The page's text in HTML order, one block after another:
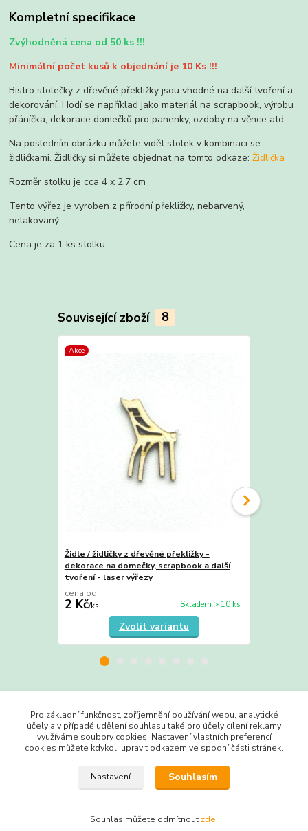
Kompletní specifikace
Zvýhodněná cena od 50 ks !!!
Minimální počet kusů k objednání je 10 Ks !!!
Bistro stolečky z dřevěné překližky jsou vhodné na další tvoření a
dekorování. Hodí se například jako materiál na scrapbook, výrobu
přáníčka, dekorace domečků pro panenky, ozdoby na věnce atd.
Na posledním obrázku můžete vidět stolek v kombinaci se
židličkami. Židličky si můžete objednat na tomto odkaze:Židlička
Rozměr stolku je cca 4 x 2,7 cm
Tento výřez je vyroben z přírodní překližky, nebarvený,
nelakovaný.
Cena je za 1 ks stolku
Související zboží 8
Akce
Židle / židličky z dřevěné překližky -
dekorace na domečky, scrapbook a další
tvoření - laser výřezy
cena od
2 Kč/ks Skladem > 10 ks
Zvolit variantu
Zboží zařazeno v kategoriích
Výřezy do 3 Kč
Domečky, okénka a dveře
Pro základní funkčnost, zpříjemnění používání webu, analytické
účely a v případě udělení souhlasu také pro účely cílení reklamy
využíváme soubory cookies. Nastavení vlastních preferencí
cookies můžete kdykoli upravit odkazem ve spodní části stránek.
Nastavení Souhlasím
Souhlas můžete odmítnout zde.